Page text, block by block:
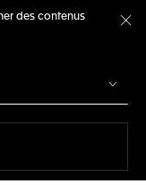
des contenus